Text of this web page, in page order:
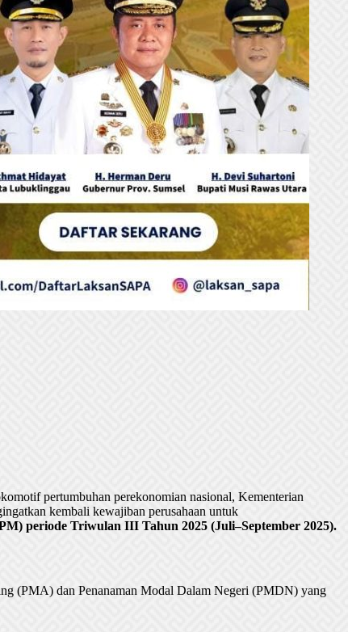
pertumbuhan perekonomian nasional, Kementerian
kembali kewajiban perusahaan untuk
periode Triwulan III Tahun 2025 (Juli–September 2025).
(PMA) dan Penanaman Modal Dalam Negeri (PMDN) yang